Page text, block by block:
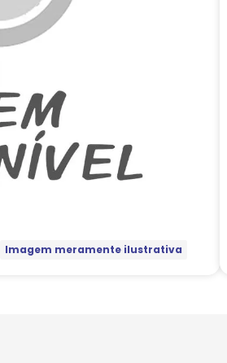
Imagem meramente ilustrativa